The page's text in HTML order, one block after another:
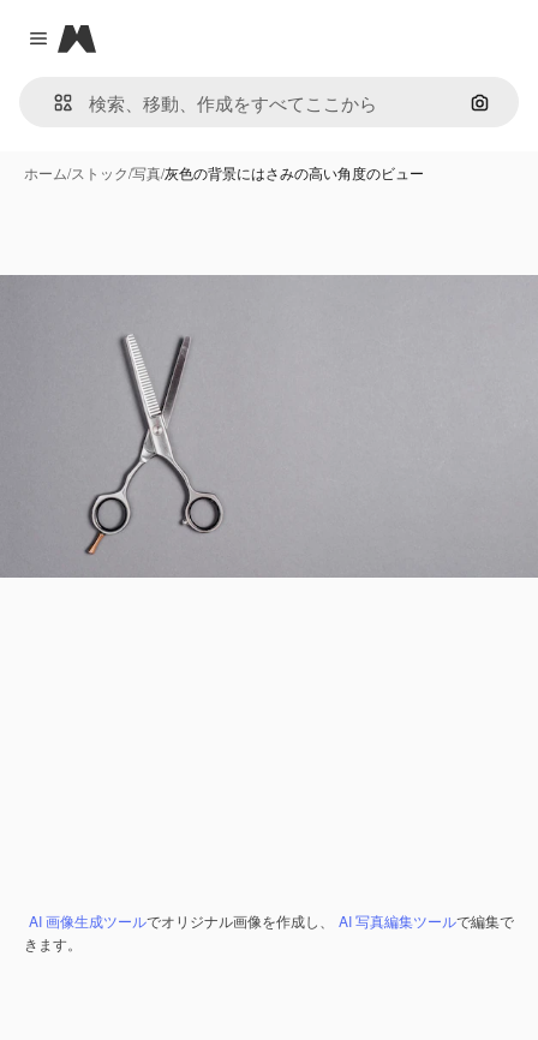
Close menu
Magnific
画像で
ホーム/ストック/写真/灰色の背景にはさみの高い角度のビュー
AI 画像生成ツールでオリジナル画像を作成し、 AI 写真編集ツールで編集で
きます。